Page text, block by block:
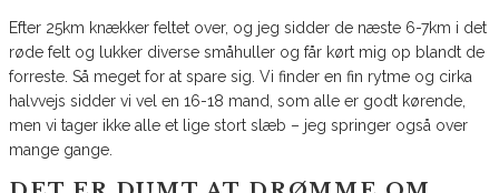
Efter 25km knækker feltet over, og jeg sidder de næste 6-7km i det
røde felt og lukker diverse småhuller og får kørt mig op blandt de
forreste. Så meget for at spare sig. Vi finder en fin rytme og cirka
halvvejs sidder vi vel en 16-18 mand, som alle er godt kørende,
men vi tager ikke alle et lige stort slæb – jeg springer også over
mange gange.